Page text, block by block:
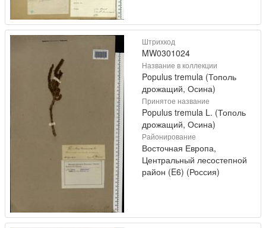
Штрихкод
MW0301024
Название в коллекции
Populus tremula (Тополь
дрожащий, Осина)
Принятое название
Populus tremula L. (Тополь
дрожащий, Осина)
Районирование
Восточная Европа,
Центральный лесостепной
район (E6) (Россия)